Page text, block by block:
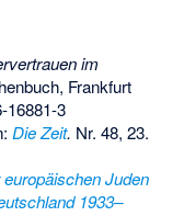
im
Frankfurt
16881-3
Die Zeit. Nr. 48, 23.
Juden
1933–